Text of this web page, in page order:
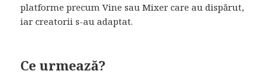
platforme precum Vine sau Mixer care au dispărut,
iar creatorii s-au adaptat.
Ce urmează?